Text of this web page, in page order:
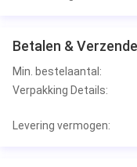
Betalen &
Min. bestelaantal:
Verpakking Details:
Levering vermogen: